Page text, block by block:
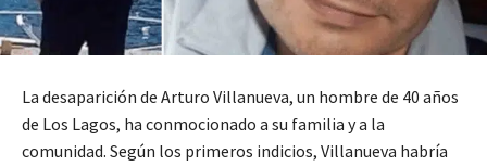
La desaparición de Arturo Villanueva, un hombre de 40 años
de Los Lagos, ha conmocionado a su familia y a la
comunidad. Según los primeros indicios, Villanueva habría